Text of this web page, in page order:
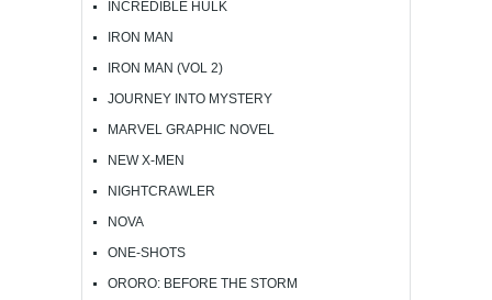
INCREDIBLE HULK
IRON MAN
IRON MAN (VOL 2)
JOURNEY INTO MYSTERY
MARVEL GRAPHIC NOVEL
NEW X-MEN
NIGHTCRAWLER
NOVA
ONE-SHOTS
ORORO: BEFORE THE STORM